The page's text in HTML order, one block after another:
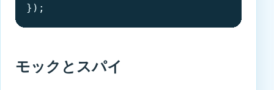
});
モックとスパイ